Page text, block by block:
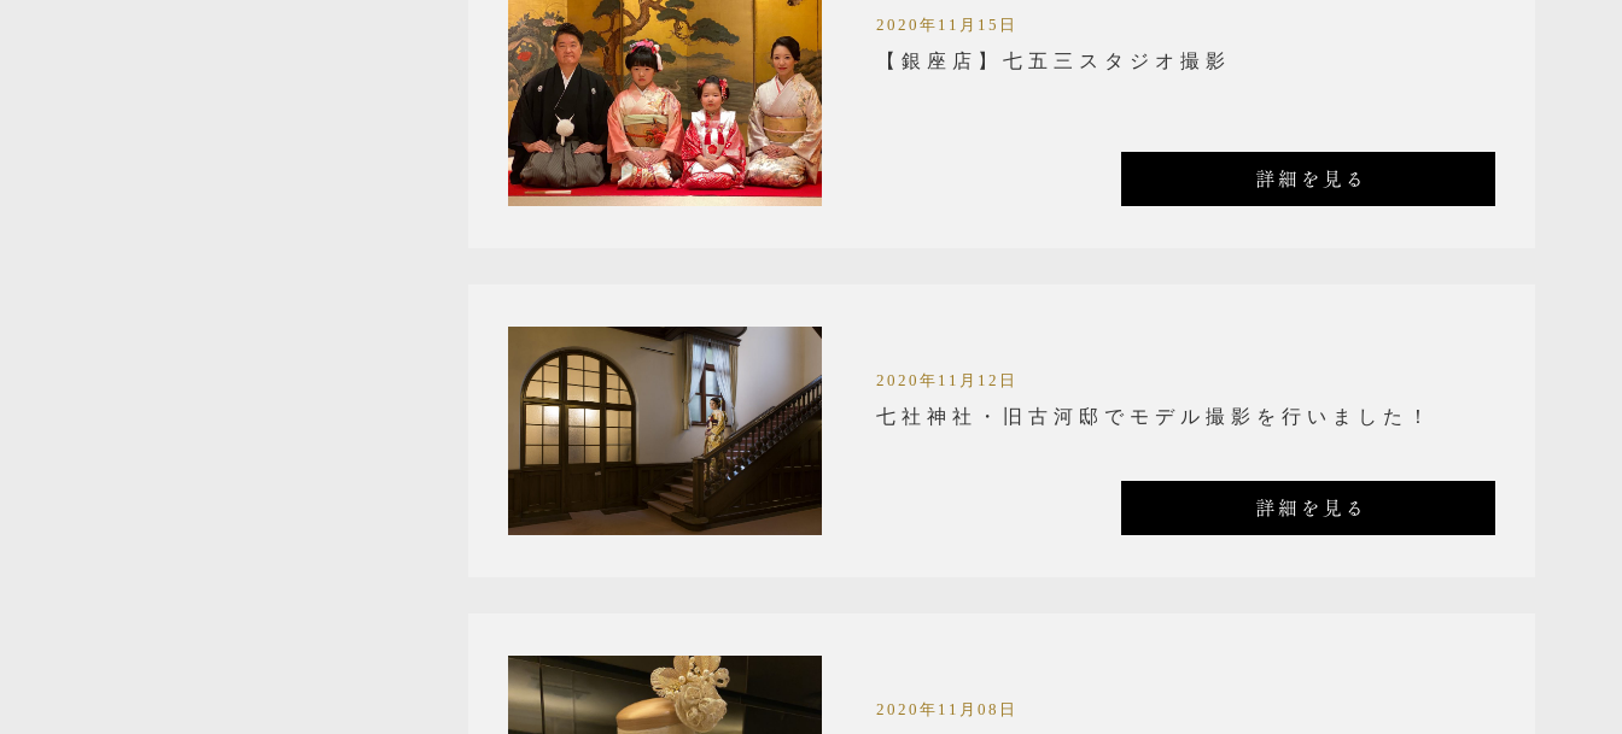
2020年11月15日
【銀座店】七五三スタジオ撮影
2020年11月12日
七社神社・旧古河邸でモデル撮影を行いました！
2020年11月08日